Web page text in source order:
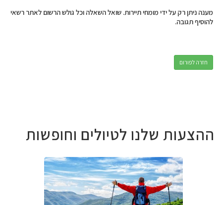
מענה ניתן רק על ידי מומחי תיירות. שואל השאלה וכל גולש הרשום לאתר רשאי
להוסיף תגובה.
חזרה לפורום
ההצעות שלנו לטיולים וחופשות